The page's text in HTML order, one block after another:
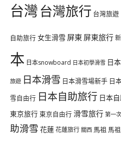
台灣台灣旅行 台灣旅遊
自助旅行 女生滑雪 屏東 屏東旅行
本 日本snowboard 日本初學滑雪 日
旅遊 日本滑雪 日本滑雪場新手 日
雪自由行 日本自助旅行 日本
東京旅行 東京自由行 滑雪旅行 第一
助滑雪 花蓮花蓮旅行 關西 馬祖 馬